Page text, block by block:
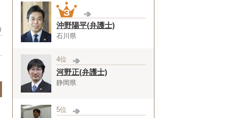
沖野陽平(弁護士)
石川県
4位
河野正(弁護士)
静岡県
5位